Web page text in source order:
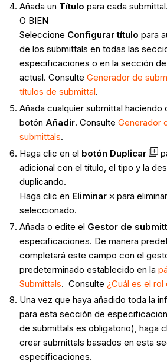
Añada un Título para cada submittal.
O BIEN
Seleccione Configurar título para
de los submittals en todas las
especificaciones o en la sección
actual. Consulte Generador de
títulos de submittal.
Añada cualquier submittal haciendo
botón Añadir. Consulte Generador
submittals.
Haga clic en el botón Duplicar
adicional con el título, el tipo y la
duplicando.
Haga clic en Eliminar
para
seleccionado.
Añada o edite el Gestor de
especificaciones. De manera
completará este campo con el
predeterminado establecido en la
Submittals. Consulte ¿Cuál es el
Una vez que haya añadido toda la
para esta sección de
de submittals es obligatorio), haga
crear submittals basados en esta
especificaciones.